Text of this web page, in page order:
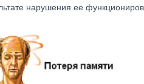
нарушения ее